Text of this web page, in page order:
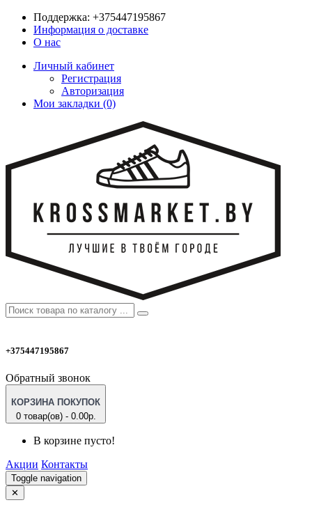
Поддержка: +375447195867
Информация о доставке
О нас
Личный кабинет
Регистрация
Авторизация
Мои закладки (0)
+375447195867
Обратный звонок
КОРЗИНА ПОКУПОК
0 товар(ов) - 0.00р.
В корзине пусто!
Акции Контакты
Toggle navigation
✕